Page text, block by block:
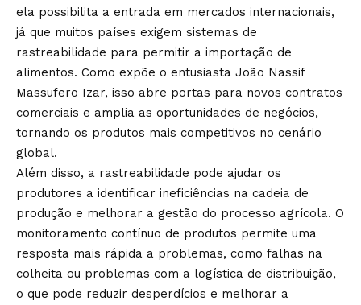
ela possibilita a entrada em mercados internacionais,
já que muitos países exigem sistemas de
rastreabilidade para permitir a importação de
alimentos. Como expõe o entusiasta João Nassif
Massufero Izar, isso abre portas para novos contratos
comerciais e amplia as oportunidades de negócios,
tornando os produtos mais competitivos no cenário
global.
Além disso, a rastreabilidade pode ajudar os
produtores a identificar ineficiências na cadeia de
produção e melhorar a gestão do processo agrícola. O
monitoramento contínuo de produtos permite uma
resposta mais rápida a problemas, como falhas na
colheita ou problemas com a logística de distribuição,
o que pode reduzir desperdícios e melhorar a